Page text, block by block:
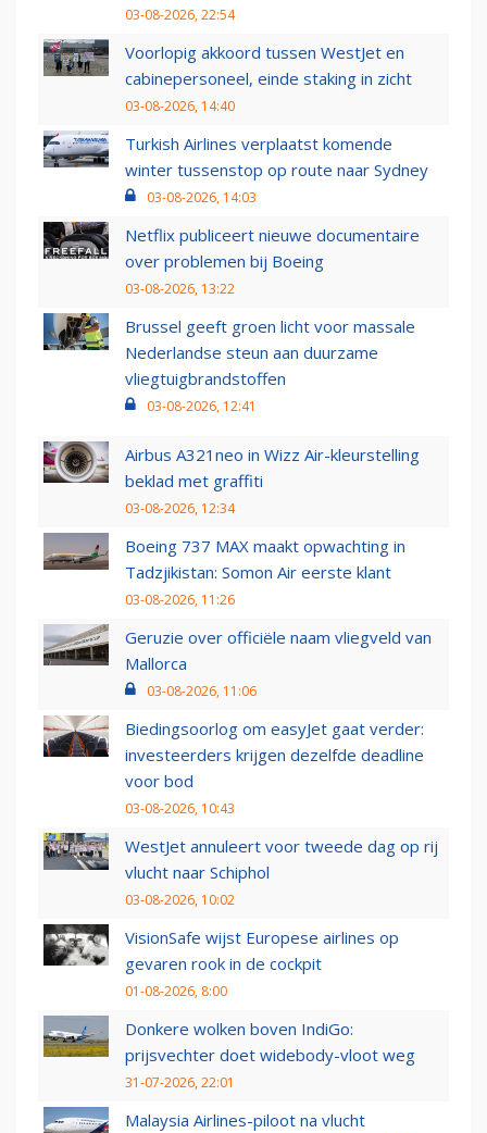
03-08-2026, 22:54
Voorlopig akkoord tussen WestJet en
cabinepersoneel, einde staking in zicht
03-08-2026, 14:40
Turkish Airlines verplaatst komende
winter tussenstop op route naar Sydney
03-08-2026, 14:03
Netflix publiceert nieuwe documentaire
over problemen bij Boeing
03-08-2026, 13:22
Brussel geeft groen licht voor massale
Nederlandse steun aan duurzame
vliegtuigbrandstoffen
03-08-2026, 12:41
Airbus A321neo in Wizz Air-kleurstelling
beklad met graffiti
03-08-2026, 12:34
Boeing 737 MAX maakt opwachting in
Tadzjikistan: Somon Air eerste klant
03-08-2026, 11:26
Geruzie over officiële naam vliegveld van
Mallorca
03-08-2026, 11:06
Biedingsoorlog om easyJet gaat verder:
investeerders krijgen dezelfde deadline
voor bod
03-08-2026, 10:43
WestJet annuleert voor tweede dag op rij
vlucht naar Schiphol
03-08-2026, 10:02
VisionSafe wijst Europese airlines op
gevaren rook in de cockpit
01-08-2026, 8:00
Donkere wolken boven IndiGo:
prijsvechter doet widebody-vloot weg
31-07-2026, 22:01
Malaysia Airlines-piloot na vlucht